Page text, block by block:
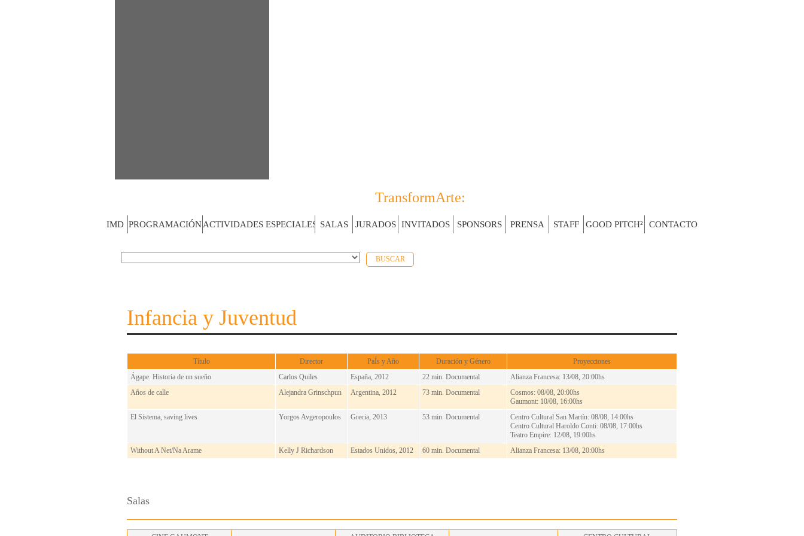
TransformArte:
IMD PROGRAMACIÓNACTIVIDADES ESPECIALES SALAS JURADOS INVITADOS SPONSORS PRENSA STAFF GOOD PITCH² CONTACTO
Infancia y Juventud
Título Director PaÍs y Año Duración y Género
Proyecciones
Ágape. Historia de un sueño
Carlos Quiles España, 2012 22 min. Documental Alianza Francesa: 13/08, 20:00hs
Años de calle
Alejandra Grinschpun Argentina, 2012 73 min. Documental Cosmos: 08/08, 20:00hs
Gaumont: 10/08, 16:00hs
El Sistema, saving lives
Yorgos Avgeropoulos Grecia, 2013 53 min. Documental Centro Cultural San Martín: 08/08, 14:00hs
Centro Cultural Haroldo Conti: 08/08, 17:00hs
Teatro Empire: 12/08, 19:00hs
Without A Net/Na Arame
Kelly J Richardson Estados Unidos, 2012 60 min. Documental Alianza Francesa: 13/08, 20:00hs
Salas